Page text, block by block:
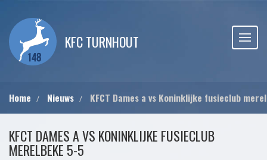
KFC TURNHOUT
Home Nieuws KFCT Dames a vs Koninklijke fusieclub
KFCT DAMES A VS KONINKLIJKE FUSIECLUB
MERELBEKE 5-5